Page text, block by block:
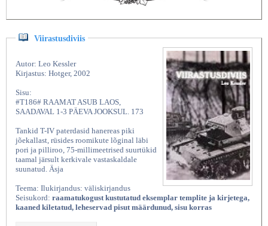
Viirastusdiviis
Autor: Leo Kessler
Kirjastus: Hotger, 2002
Sisu:
#T186# RAAMAT ASUB LAOS,
SAADAVAL 1-3 PÄEVA JOOKSUL. 173
Tankid T-IV paterdasid hanereas piki
jõekallast, rüsides roomikute lõginal läbi
pori ja pilliroo, 75-millimeetrised suurtükid
taamal järsult kerkivale vastaskaldale
suunatud. Äsja
Teema: Ilukirjandus: väliskirjandus
Seisukord: raamatukogust kustutatud eksemplar templite ja kirjetega,
kaaned kiletatud, leheservad pisut määrdunud, sisu korras